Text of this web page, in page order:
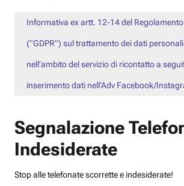
Informativa ex artt. 12-14 del
(“GDPR”) sul trattamento dei dati
nell’ambito del servizio di ricontatto a
inserimento dati nell’Adv Facebook/
Segnalazione
Indesiderate
Stop alle telefonate scorrette e indesiderate!